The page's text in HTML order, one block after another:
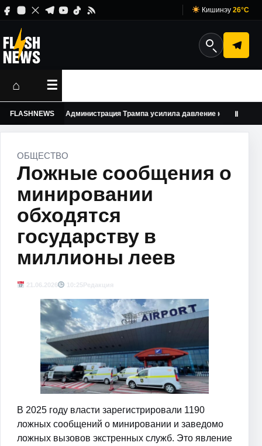
Кишинэу 26°C
⌂ ☰
FLASHNEWSАдминистрация Трампа усилила давление на американские
Ⅱ
ОБЩЕСТВО
Ложные сообщения о
минировании
обходятся
государству в
миллионы леев
21.06.2026 10:25Редакция
В 2025 году власти зарегистрировали 1190
ложных сообщений о минировании и заведомо
ложных вызовов экстренных служб. Это явление